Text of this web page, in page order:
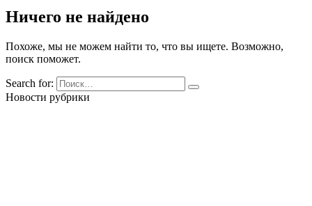
Ничего не найдено
Похоже, мы не можем найти то, что вы ищете. Возможно,
поиск поможет.
Search for:
Новости рубрики